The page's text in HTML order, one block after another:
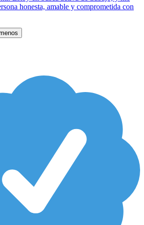
honesta, amable y comprometida con